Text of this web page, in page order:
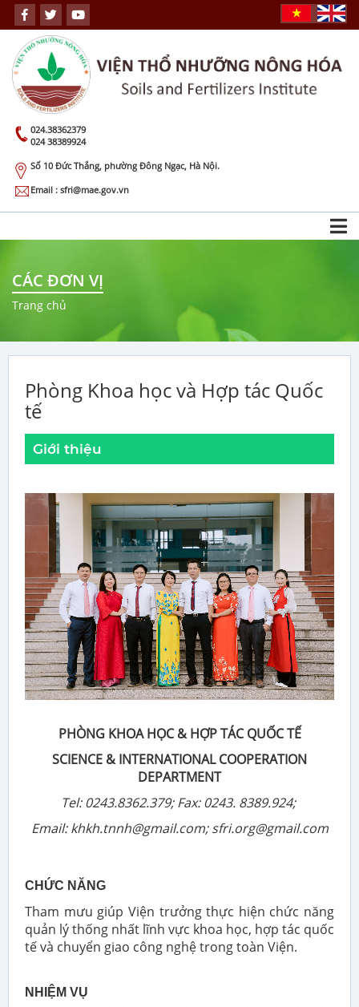
024.38362379
024 38389924
Số 10 Đức Thắng, phường Đông Ngạc, Hà Nội.
Email : sfri@mae.gov.vn
CÁC ĐƠN VỊ
Trang chủ
Phòng Khoa học và Hợp tác Quốc
tế
Giới thiệu
PHÒNG KHOA HỌC & HỢP TÁC QUỐC TẾ
SCIENCE & INTERNATIONAL COOPERATION
DEPARTMENT
Tel: 0243.8362.379; Fax: 0243. 8389.924;
Email: khkh.tnnh@gmail.com; sfri.org@gmail.com
CHỨC NĂNG
Tham mưu giúp Viện trưởng thực hiện chức năng
quản lý thống nhất lĩnh vực khoa học, hợp tác quốc
tế và chuyển giao công nghệ trong toàn Viện.
NHIỆM VỤ